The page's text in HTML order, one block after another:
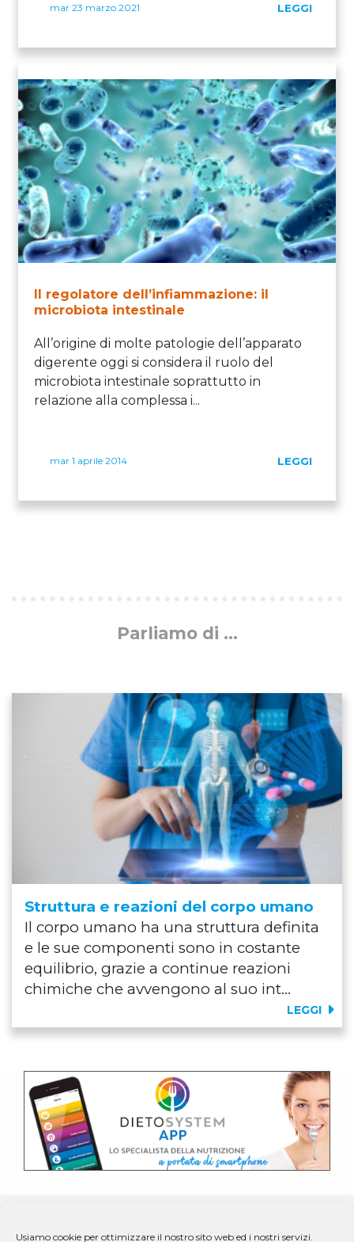
Usiamo cookie per ottimizzare il nostro sito web ed i nostri servizi.
mar 23 marzo 2021 LEGGI
Il regolatore dell’infiammazione: il
microbiota intestinale
All’origine di molte patologie dell’apparato
digerente oggi si considera il ruolo del
microbiota intestinale soprattutto in
relazione alla complessa i...
mar 1 aprile 2014 LEGGI
Parliamo di ...
Struttura e reazioni del corpo umano
Il corpo umano ha una struttura definita
e le sue componenti sono in costante
equilibrio, grazie a continue reazioni
chimiche che avvengono al suo int...
LEGGI